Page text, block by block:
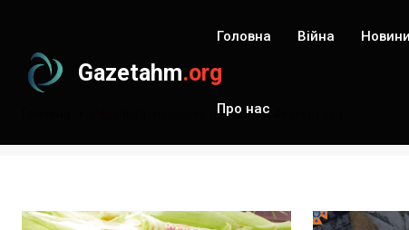
Gazetahm.org
Головна Війна Новини
Про нас
Результати пошуку по запиту: #кукурудза